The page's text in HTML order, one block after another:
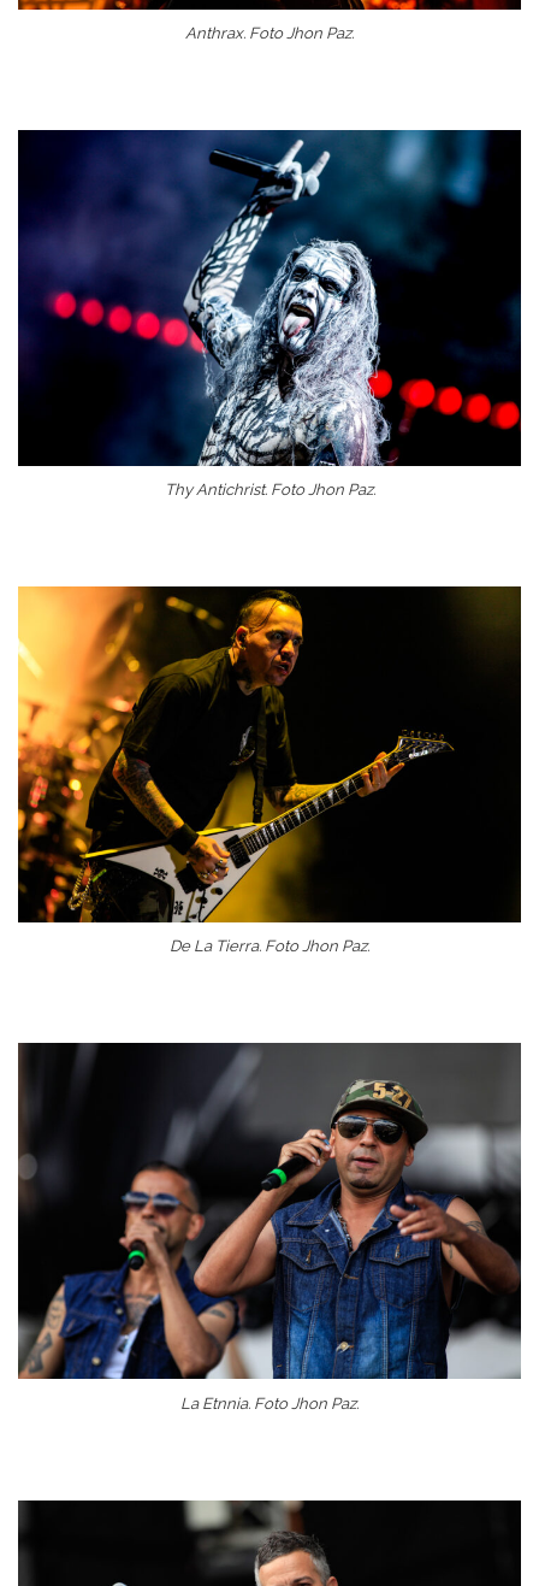
Anthrax. Foto Jhon Paz.
Thy Antichrist. Foto Jhon Paz.
De La Tierra. Foto Jhon Paz.
La Etnnia. Foto Jhon Paz.